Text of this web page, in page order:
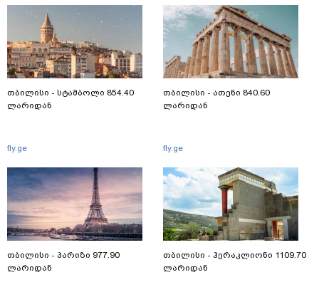
თბილისი - სტამბოლი 854.40
ლარიდან
fly.ge
თბილისი - პარიზი 977.90
ლარიდან
თბილისი - ათენი 840.60
ლარიდან
fly.ge
თბილისი - ჰერაკლიონი 1109.70
ლარიდან